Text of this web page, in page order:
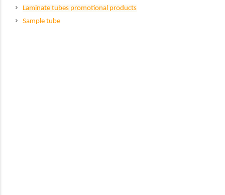
Laminate tubes promotional products
Sample tube